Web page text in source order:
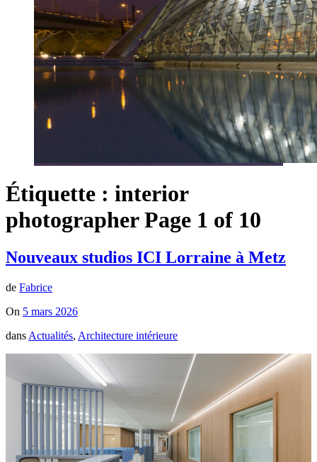
Étiquette : interior
photographer Page 1 of 10
Nouveaux studios ICI Lorraine à Metz
de Fabrice
On 5 mars 2026
dans Actualités, Architecture intérieure